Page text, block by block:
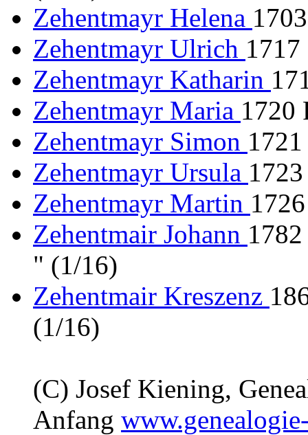
Zehentmayr Helena
Zehentmayr Ulrich
Zehentmayr Katharin
Zehentmayr Maria 1720
Zehentmayr Simon
Zehentmayr Ursula
Zehentmayr Martin
Zehentmair Johann
" (1/16)
Zehentmair Kreszenz
(1/16)
(C) Josef Kiening,
Anfang